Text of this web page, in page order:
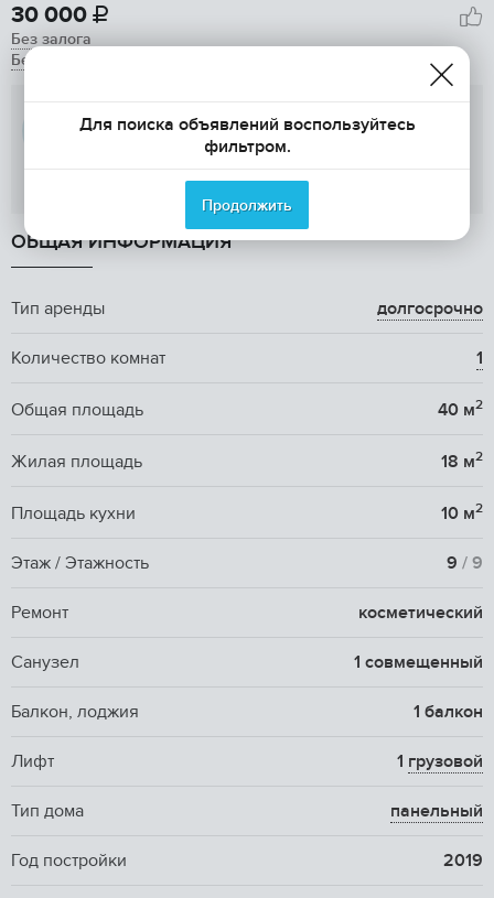
30 000 
Без залога
Без комиссии
Показать телефон
ОБЩАЯ ИНФОРМАЦИЯ
Тип аренды долгосрочно
Количество комнат 1
Общая площадь 40 м2
Жилая площадь 18 м2
Площадь кухни 10 м2
Этаж / Этажность 9 / 9
Ремонт косметический
Санузел 1 совмещенный
Балкон, лоджия 1 балкон
Лифт 1 грузовой
Тип дома панельный
Год постройки 2019
Для поиска объявлений воспользуйтесь
фильтром.
Продолжить